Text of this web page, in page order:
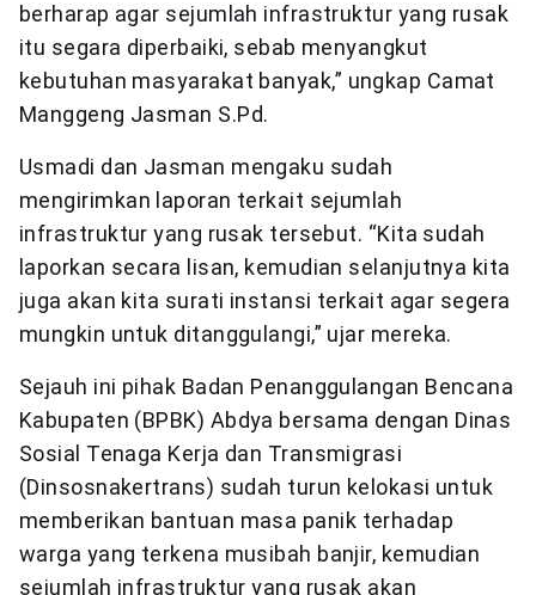
berharap agar sejumlah infrastruktur yang rusak
itu segara diperbaiki, sebab menyangkut
kebutuhan masyarakat banyak,” ungkap Camat
Manggeng Jasman S.Pd.
Usmadi dan Jasman mengaku sudah
mengirimkan laporan terkait sejumlah
infrastruktur yang rusak tersebut. “Kita sudah
laporkan secara lisan, kemudian selanjutnya kita
juga akan kita surati instansi terkait agar segera
mungkin untuk ditanggulangi,” ujar mereka.
Sejauh ini pihak Badan Penanggulangan Bencana
Kabupaten (BPBK) Abdya bersama dengan Dinas
Sosial Tenaga Kerja dan Transmigrasi
(Dinsosnakertrans) sudah turun kelokasi untuk
memberikan bantuan masa panik terhadap
warga yang terkena musibah banjir, kemudian
sejumlah infrastruktur yang rusak akan